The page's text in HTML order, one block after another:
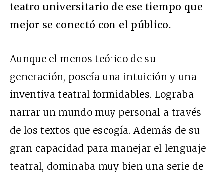
teatro universitario de ese tiempo que
mejor se conectó con el público.
Aunque el menos teórico de su
generación, poseía una intuición y una
inventiva teatral formidables. Lograba
narrar un mundo muy personal a través
de los textos que escogía. Además de su
gran capacidad para manejar el lenguaje
teatral, dominaba muy bien una serie de